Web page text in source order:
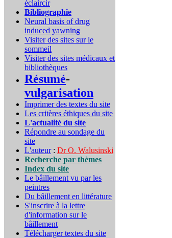
éclaircir
Bibliographie
Neural basis of drug
induced yawning
Visiter des sites sur le
sommeil
Visiter des sites médicaux et
bibliothèques
Résumé-
vulgarisation
Imprimer des textes du site
Les critères éthiques du site
L'actualité du site
Répondre au sondage du
site
L'auteur: Dr O. Walusinski
Recherche par thèmes
Index du site
Le bâillement vu par les
peintres
Du bâillement en littérature
S'inscrire à la lettre
d'information sur le
bâillement
Télécharger textes du site